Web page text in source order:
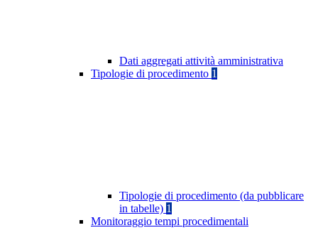
Dati aggregati attività amministrativa
Tipologie di procedimento 1
Tipologie di procedimento (da pubblicare
in tabelle) 1
Monitoraggio tempi procedimentali